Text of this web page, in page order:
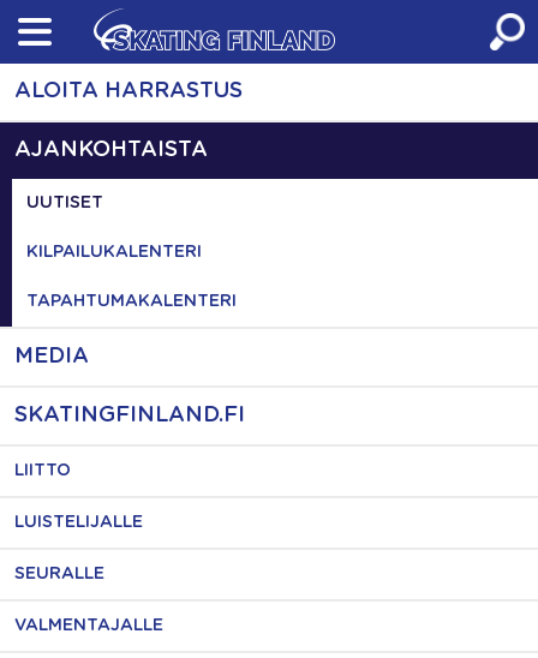
Skip
content
ALOITA HARRASTUS
AJANKOHTAISTA
UUTISET
KILPAILUKALENTERI
TAPAHTUMAKALENTERI
MEDIA
SKATINGFINLAND.FI
LIITTO
LUISTELIJALLE
SEURALLE
VALMENTAJALLE